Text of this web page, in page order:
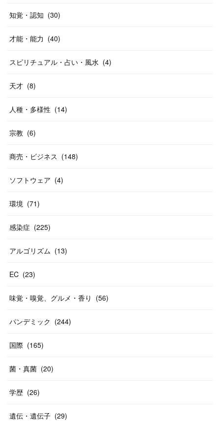
知覚・認知 (30)
才能・能力 (40)
スピリチュアル・占い・風水 (4)
天才 (8)
人種・多様性 (14)
宗教 (6)
商売・ビジネス (148)
ソフトウェア (4)
環境 (71)
感染症 (225)
アルゴリズム (13)
EC (23)
味覚・嗅覚、グルメ・香り (56)
パンデミック (244)
国際 (165)
菌・真菌 (20)
学歴 (26)
遺伝・遺伝子 (29)